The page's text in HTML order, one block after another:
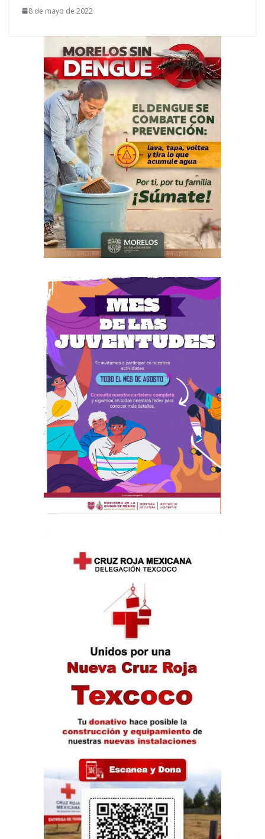
8 de mayo de 2022